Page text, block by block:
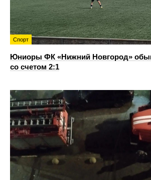
Спорт
Юниоры ФК «Нижний Новгород»
со счетом 2:1